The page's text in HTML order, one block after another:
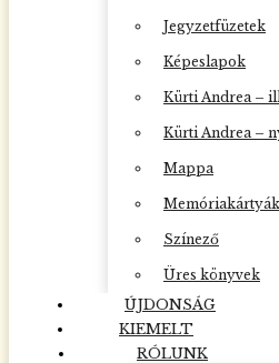
Jegyzetfüzetek
Képeslapok
Kürti Andrea –
Kürti Andrea –
Mappa
Memóriakártyák
Színező
Üres könyvek
ÚJDONSÁG
KIEMELT
RÓLUNK